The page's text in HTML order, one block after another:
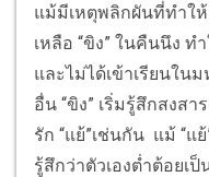
แม้มีเหตุพลิกผันที่ทำให้
เหลือ “ขิง” ในคืนนึง
และไม่ได้เข้าเรียนใน
อื่น “ขิง” เริ่มรู้สึกสงสา
รัก “แย้”เช่นกัน แม้ “แ
รู้สึกว่าตัวเองต่ำต้อยเ